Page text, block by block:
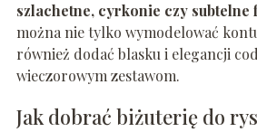
szlachetne, cyrkonie czy subtelne
można nie tylko wymodelować
również dodać blasku i elegancji
wieczorowym zestawom.
Jak dobrać biżuterię do